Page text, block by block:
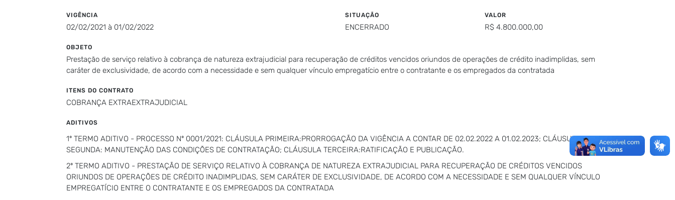
VIGÊNCIA
02/02/2021 à 01/02/2022
SITUAÇÃO
ENCERRADO
VALOR
R$ 4.800.000,00
OBJETO
Prestação de serviço relativo à cobrança de natureza extrajudicial para recuperação de créditos vencidos oriundos de operações de crédito inadimplidas, sem
caráter de exclusividade, de acordo com a necessidade e sem qualquer vínculo empregatício entre o contratante e os empregados da contratada
ITENS DO CONTRATO
COBRANÇA EXTRAEXTRAJUDICIAL
ADITIVOS
1º TERMO ADITIVO - PROCESSO Nº 0001/2021: CLÁUSULA PRIMEIRA:PRORROGAÇÃO DA VIGÊNCIA A CONTAR DE 02.02.2022 A 01.02.2023; CLÁUSULA
SEGUNDA: MANUTENÇÃO DAS CONDIÇÕES DE CONTRATAÇÃO; CLÁUSULA TERCEIRA:RATIFICAÇÃO E PUBLICAÇÃO.
2º TERMO ADITIVO - PRESTAÇÃO DE SERVIÇO RELATIVO À COBRANÇA DE NATUREZA EXTRAJUDICIAL PARA RECUPERAÇÃO DE CRÉDITOS VENCIDOS
ORIUNDOS DE OPERAÇÕES DE CRÉDITO INADIMPLIDAS, SEM CARÁTER DE EXCLUSIVIDADE, DE ACORDO COM A NECESSIDADE E SEM QUALQUER VÍNCULO
EMPREGATÍCIO ENTRE O CONTRATANTE E OS EMPREGADOS DA CONTRATADA